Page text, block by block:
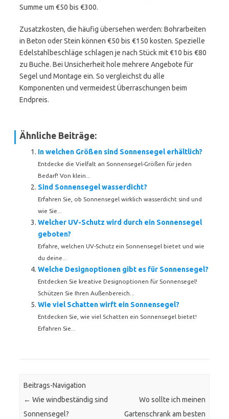
Summe um €50 bis €300.
Zusatzkosten, die häufig übersehen werden: Bohrarbeiten
in Beton oder Stein können €50 bis €150 kosten. Spezielle
Edelstahlbeschläge schlagen je nach Stück mit €10 bis €80
zu Buche. Bei Unsicherheit hole mehrere Angebote für
Segel und Montage ein. So vergleichst du alle
Komponenten und vermeidest Überraschungen beim
Endpreis.
Ähnliche Beiträge:
In welchen Größen sind Sonnensegel erhältlich?
Entdecke die Vielfalt an Sonnensegel-Größen für jeden
Bedarf! Von klein...
Sind Sonnensegel wasserdicht?
Erfahren Sie, ob Sonnensegel wirklich wasserdicht sind und
wie Sie...
Welcher UV-Schutz wird durch ein Sonnensegel
geboten?
Erfahre, welchen UV-Schutz ein Sonnensegel bietet und wie
du deine...
Welche Designoptionen gibt es für Sonnensegel?
Entdecken Sie kreative Designoptionen für Sonnensegel!
Schützen Sie Ihren Außenbereich...
Wie viel Schatten wirft ein Sonnensegel?
Entdecken Sie, wie viel Schatten ein Sonnensegel bietet!
Erfahren Sie...
Beitrags-Navigation
← Wie windbeständig sind
Sonnensegel?
Wo sollte ich meinen
Gartenschrank am besten